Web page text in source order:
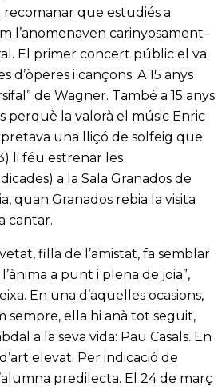
que estudiés a
l’anomenaven carinyosament–
El primer concert públic el va
i cançons. A 15 anys
de Wagner. També a 15 anys
perquè la valorà el músic Enric
una lliçó de solfeig que
li féu estrenar les
a la Sala Granados de
quan Granados rebia la visita
cantar.
filla de l’amistat, fa semblar
a punt i plena de joia”,
En una d’aquelles ocasions,
sempre, ella hi anà tot seguit,
a la seva vida: Pau Casals. En
elevat. Per indicació de
predilecta. El 24 de març